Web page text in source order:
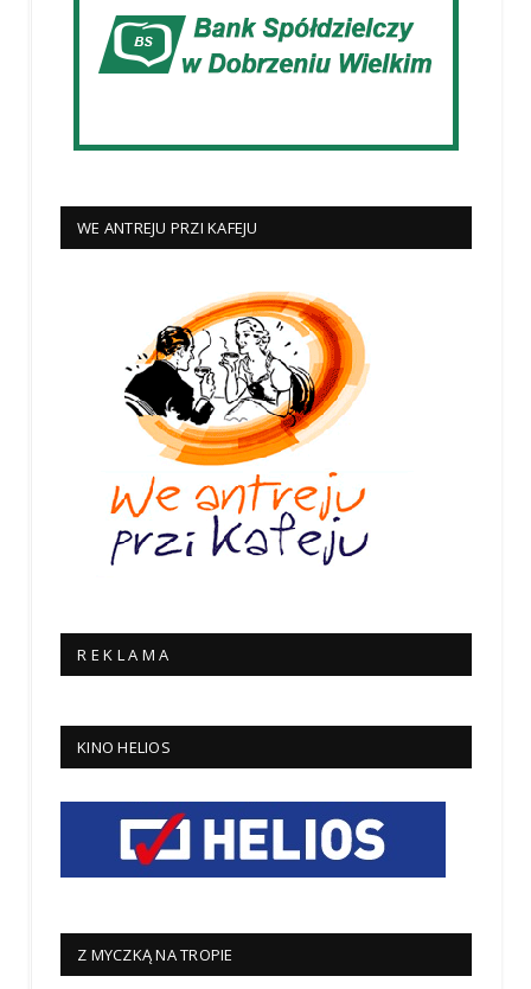
WE ANTREJU PRZI KAFEJU
R E K L A M A
KINO HELIOS
Z MYCZKĄ NA TROPIE